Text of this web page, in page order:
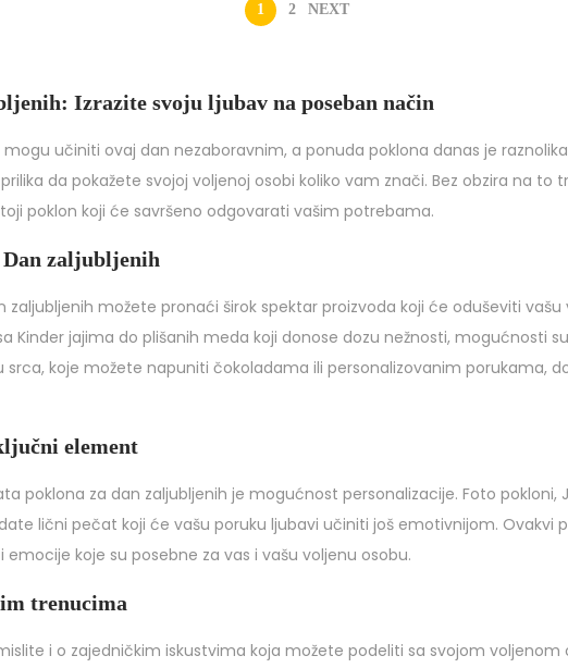
1 2 NEXT
Izrazite svoju ljubav na poseban način
mogu učiniti ovaj dan nezaboravnim, a ponuda poklona danas je
da pokažete svojoj voljenoj osobi koliko vam znači. Bez obzira na to
poklon koji će savršeno odgovarati vašim potrebama.
zaljubljenih
zaljubljenih možete pronaći širok spektar proizvoda koji će oduševiti vašu
Kinder jajima do plišanih meda koji donose dozu nežnosti, mogućnosti
srca, koje možete napuniti čokoladama ili personalizovanim porukama,
element
poklona za dan zaljubljenih je mogućnost personalizacije. Foto pokloni,
lični pečat koji će vašu poruku ljubavi učiniti još emotivnijom. Ovakvi
koje su posebne za vas i vašu voljenu osobu.
trenucima
i o zajedničkim iskustvima koja možete podeliti sa svojom voljenom